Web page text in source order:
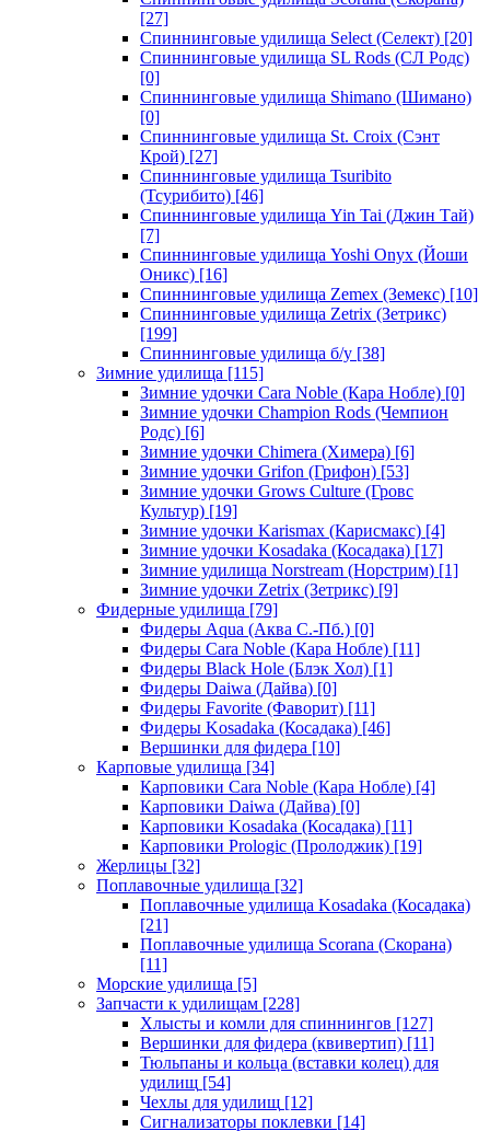
[27]
Спиннинговые удилища Select (Селект) [20]
Спиннинговые удилища SL Rods (СЛ Родс)
[0]
Спиннинговые удилища Shimano (Шимано)
[0]
Спиннинговые удилища St. Croix (Сэнт
Крой) [27]
Спиннинговые удилища Tsuribito
(Тсурибито) [46]
Спиннинговые удилища Yin Tai (Джин Тай)
[7]
Спиннинговые удилища Yoshi Onyx (Йоши
Оникс) [16]
Спиннинговые удилища Zemex (Земекс) [10]
Спиннинговые удилища Zetrix (Зетрикс)
[199]
Спиннинговые удилища б/у [38]
Зимние удилища [115]
Зимние удочки Cara Noble (Кара Нобле) [0]
Зимние удочки Champion Rods (Чемпион
Родс) [6]
Зимние удочки Chimera (Химера) [6]
Зимние удочки Grifon (Грифон) [53]
Зимние удочки Grows Culture (Гровс
Культур) [19]
Зимние удочки Karismax (Карисмакс) [4]
Зимние удочки Kosadaka (Косадака) [17]
Зимние удилища Norstream (Норстрим) [1]
Зимние удочки Zetrix (Зетрикс) [9]
Фидерные удилища [79]
Фидеры Aqua (Аква С.-Пб.) [0]
Фидеры Cara Noble (Кара Нобле) [11]
Фидеры Black Hole (Блэк Хол) [1]
Фидеры Daiwa (Дайва) [0]
Фидеры Favorite (Фаворит) [11]
Фидеры Kosadaka (Косадака) [46]
Вершинки для фидера [10]
Карповые удилища [34]
Карповики Cara Noble (Кара Нобле) [4]
Карповики Daiwa (Дайва) [0]
Карповики Kosadaka (Косадака) [11]
Карповики Prologic (Пролоджик) [19]
Жерлицы [32]
Поплавочные удилища [32]
Поплавочные удилища Kosadaka (Косадака)
[21]
Поплавочные удилища Scorana (Скорана)
[11]
Морские удилища [5]
Запчасти к удилищам [228]
Хлысты и комли для спиннингов [127]
Вершинки для фидера (квивертип) [11]
Тюльпаны и кольца (вставки колец) для
удилищ [54]
Чехлы для удилищ [12]
Сигнализаторы поклевки [14]